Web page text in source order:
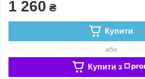
1 260 ₴
Купити
або
Купити з